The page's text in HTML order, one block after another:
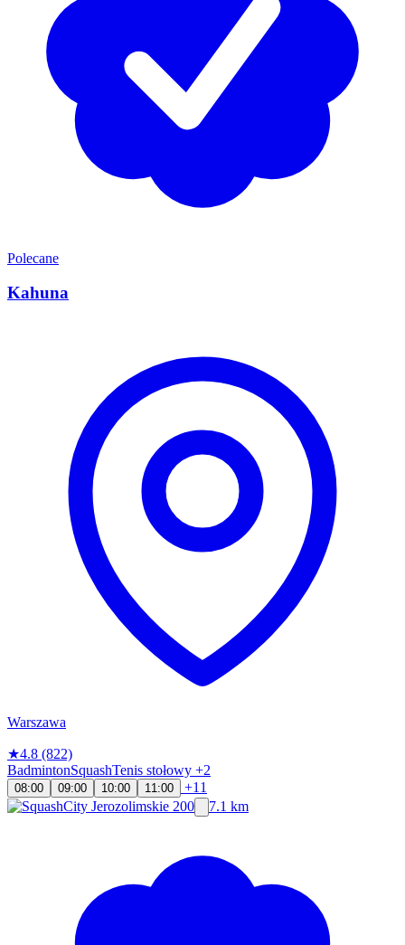
Polecane
Kahuna
Warszawa
★4.8 (822)
BadmintonSquashTenis stołowy +2
08:00 09:00 10:00 11:00
+11
7.1 km